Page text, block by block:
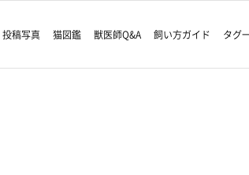
投稿写真 猫図鑑 獣医師Q&A 飼い方ガイド タグ